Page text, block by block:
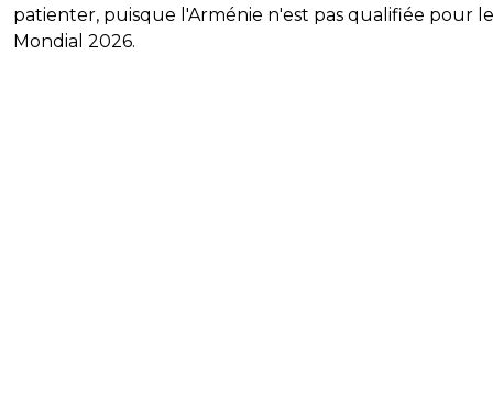
patienter, puisque l'Arménie n'est pas qualifiée pour le
Mondial 2026.